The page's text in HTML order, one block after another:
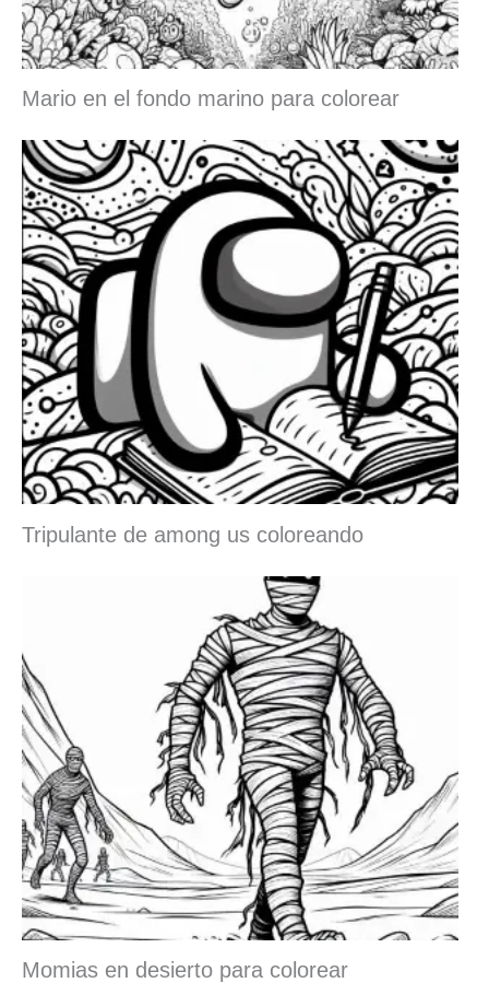
Mario en el fondo marino para colorear
Tripulante de among us coloreando
Momias en desierto para colorear